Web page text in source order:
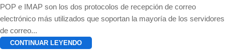
POP e IMAP son los dos protocolos de recepción de correo
electrónico más utilizados que soportan la mayoría de los servidores
de correo...
CONTINUAR LEYENDO